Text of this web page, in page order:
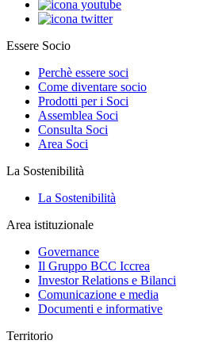
Essere Socio
Perchè essere soci
Come diventare socio
Prodotti per i Soci
Assemblea Soci
Consulta Soci
Area Soci
La Sostenibilità
La Sostenibilità
Area istituzionale
Governance
Il Gruppo BCC Iccrea
Investor Relations e Bilanci
Comunicazione e media
Documenti e informative
Territorio